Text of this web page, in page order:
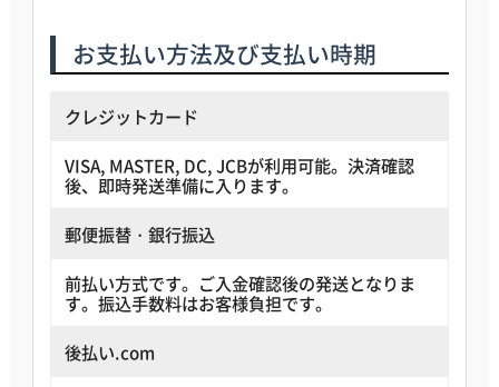
お支払い方法及び支払い時期
クレジットカード
VISA, MASTER, DC, JCBが利用可能。決済確認
後、即時発送準備に入ります。
郵便振替・銀行振込
前払い方式です。ご入金確認後の発送となりま
す。振込手数料はお客様負担です。
後払い.com